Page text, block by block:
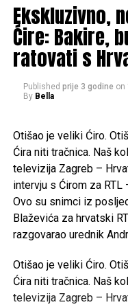
Ekskluzivno,
Ćire: Bakire,
ratovati s
Published prije 3 godine on
By Bella
Otišao je veliki Ćiro.
Ćira niti tračnica. Naš
televizija Zagreb –
intervju s Ćirom za RTL
Ovo su snimci iz
Blaževića za hrvatski
razgovarao urednik
Otišao je veliki Ćiro.
Ćira niti tračnica. Naš
televizija Zagreb –